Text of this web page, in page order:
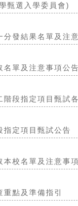
甄選入學委員會)
發結果名單及注
名單及注意事項公
段指定項目甄試
指定項目甄試公告
校名單及注意事
點及準備指引